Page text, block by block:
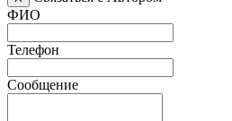
ФИО
Телефон
Сообщение